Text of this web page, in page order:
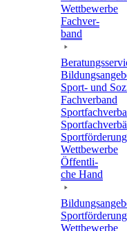
Wett­be­werbe
Fach­ver­
band
Sport- und
Fachverband
Wett­be­werbe
Öffent­li­
che Hand
Wett­be­werbe